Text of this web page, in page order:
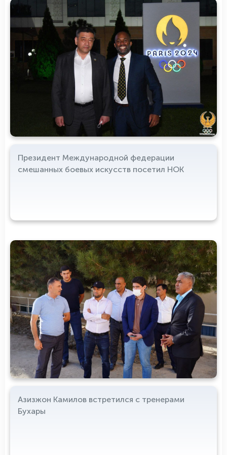
Президент Международной федерации
смешанных боевых искусств посетил НОК
Азизжон Камилов встретился с тренерами
Бухары